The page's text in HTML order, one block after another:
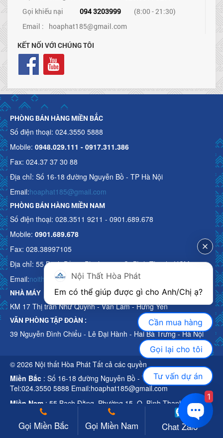
Gọi khiếu nại
094 3203999
(8:00 - 21:30)
Email : hoaphat185@gmail.com
KẾT NỐI VỚI CHÚNG TÔI
PHÒNG BÁN HÀNG MIỀN BẮC
Số điện thoại: 024.3550 5888
Mobile: 0948.029.111 - 0917.311.386
Fax: 024.37 37 30 88
Địa chỉ: Số 16-18 đường Nguyễn Bồ - TP Hà Nội
Email:hoaphat185@gmail.com
PHÒNG BÁN HÀNG MIỀN NAM
Số điện thoại: 028.3511 9211 - 0901.689.678
Mobile: 0901.689.678
Fax: 028.38997105
Địa chỉ: 55 Bạch Đằng, Phường 15, Q. Bình Thạnh, HCM
Email:noithathoaphattot@gmail.com
NHÀ MÁY
KM 17 Thị trấn Như Quỳnh - Văn Lâm - Hưng Yên
VĂN PHÒNG TẬP ĐOÀN :
39 Nguyễn Đình Chiểu - Lê Đại Hành - Hai Bà Trưng - Hà Nội
© 2026 Nội thất Hòa Phát Tất cả các quyền
Miền Bắc : Số 16-18 đường Nguyễn Bồ - TP Hà Nội
Tel:024.3550 5888 Email:hoaphat185@gmail.com
Miền Nam : 55 Bạch Đằng, Phường 15, Q. Bình Thạnh, HCM
Tel:028.3511 9211 Email:noithathoaphattot@gmail.com
Gọi Miền Bắc Gọi Miền Nam Chat Zalo
Nội Thất Hòa Phát
Cần mua hàng
Gọi lại cho tôi
Tư vấn dự án
1